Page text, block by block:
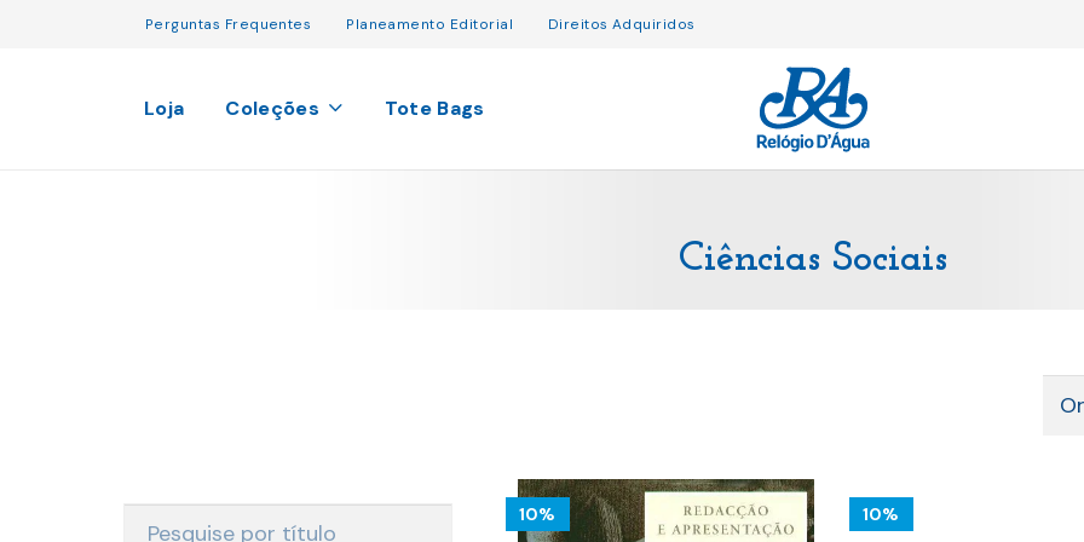
Perguntas Frequentes Planeamento Editorial Direitos Adquiridos
Loja Coleções Tote Bags
Ciências Sociais
10% 10%